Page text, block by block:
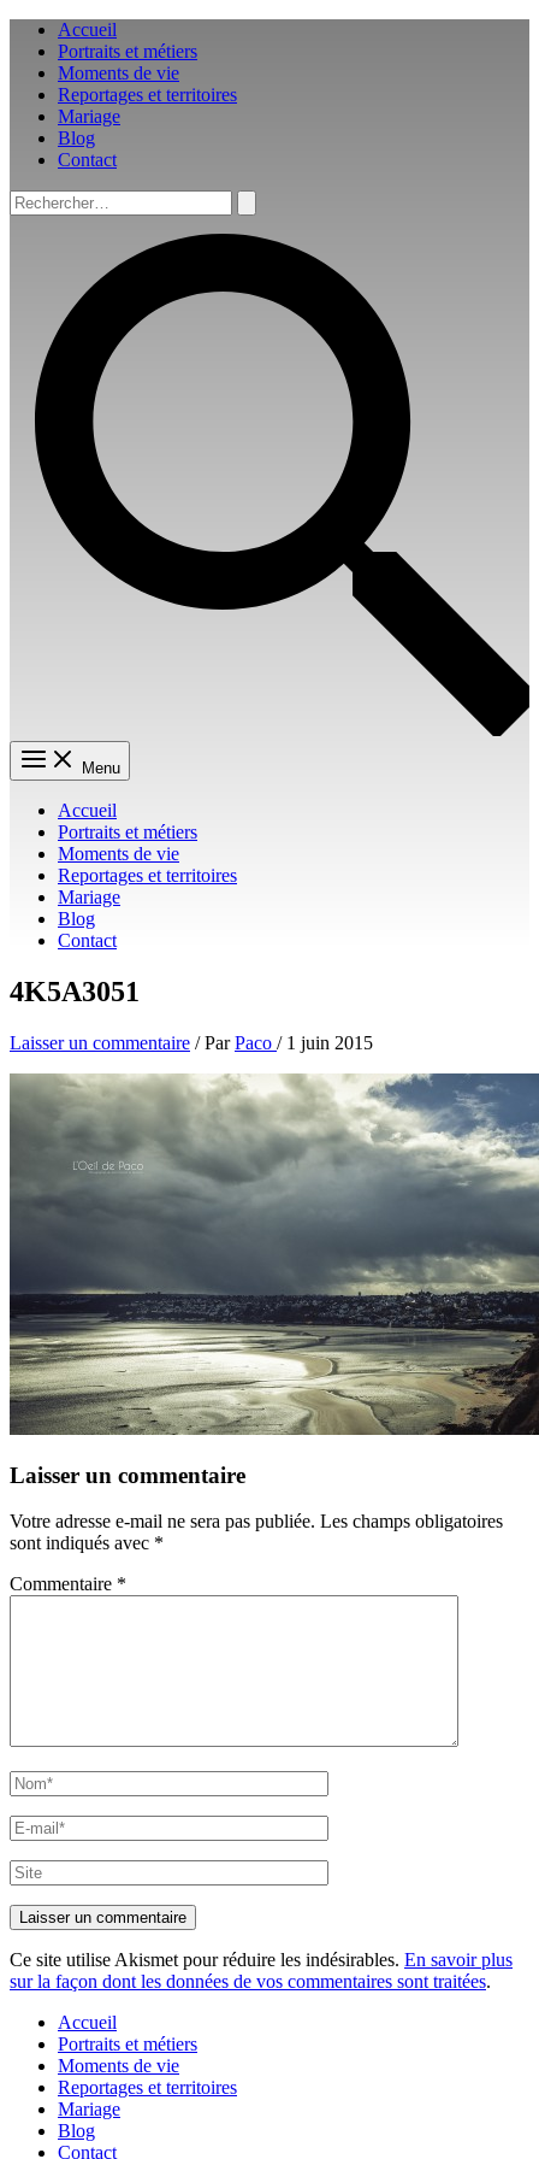
Aller
contenu
Accueil
Portraits et métiers
Moments de vie
Reportages et territoires
Mariage
Blog
Contact
Rechercher :
Menu
Accueil
Portraits et métiers
Moments de vie
Reportages et territoires
Mariage
Blog
Contact
4K5A3051
Laisser un commentaire / ParPaco / 1 juin 2015
Laisser un commentaire
Votre adresse e-mail ne sera pas publiée. Les champs obligatoires
sont indiqués avec *
Commentaire *
Nom*
E-
mail*
Site
Ce site utilise Akismet pour réduire les indésirables. En savoir plus
sur la façon dont les données de vos commentaires sont traitées.
Accueil
Portraits et métiers
Moments de vie
Reportages et territoires
Mariage
Blog
Contact